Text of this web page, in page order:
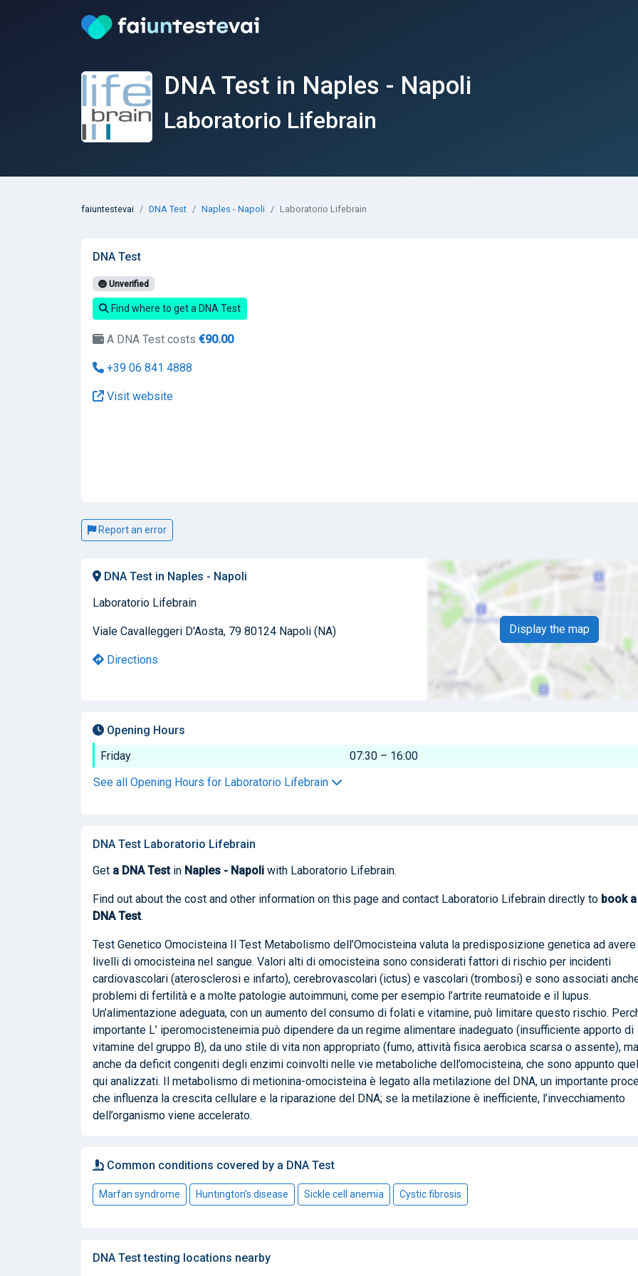
DNA Test in Naples - Napoli
Laboratorio Lifebrain
faiuntestevai DNA Test Naples - Napoli Laboratorio Lifebrain
DNA Test
Unverified
Find where to get a DNA Test
A DNA Test costs €90.00
+39 06 841 4888
Visit website
Report an error
DNA Test in Naples - Napoli
Laboratorio Lifebrain
Viale Cavalleggeri D'Aosta, 79 80124 Napoli (NA)
Directions
Display the map
Opening Hours
Friday
07:30 – 16:00
See all Opening Hours for Laboratorio Lifebrain
DNA Test Laboratorio Lifebrain
Get a DNA Testin Naples - Napoli with Laboratorio Lifebrain.
Find out about the cost and other information on this page and contact Laboratorio Lifebrain directly to book a
DNA Test.
Test Genetico Omocisteina Il Test Metabolismo dell’Omocisteina valuta la predisposizione genetica ad
livelli di omocisteina nel sangue. Valori alti di omocisteina sono considerati fattori di rischio per incidenti
cardiovascolari (aterosclerosi e infarto), cerebrovascolari (ictus) e vascolari (trombosi) e sono associati
problemi di fertilità e a molte patologie autoimmuni, come per esempio l’artrite reumatoide e il lupus.
Un’alimentazione adeguata, con un aumento del consumo di folati e vitamine, può limitare questo rischio.
importante L’ iperomocisteneimia può dipendere da un regime alimentare inadeguato (insufficiente apporto di
vitamine del gruppo B), da uno stile di vita non appropriato (fumo, attività fisica aerobica scarsa o assente), ma
anche da deficit congeniti degli enzimi coinvolti nelle vie metaboliche dell’omocisteina, che sono appunto
qui analizzati. Il metabolismo di metionina-omocisteina è legato alla metilazione del DNA, un importante
che influenza la crescita cellulare e la riparazione del DNA; se la metilazione è inefficiente, l’invecchiamento
dell’organismo viene accelerato.
Common conditions covered by a DNA Test
Marfan syndrome Huntington's disease Sickle cell anemia Cystic fibrosis
DNA Test testing locations nearby